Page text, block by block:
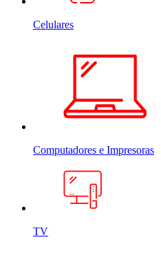
Celulares
Computadores e Impresoras
TV